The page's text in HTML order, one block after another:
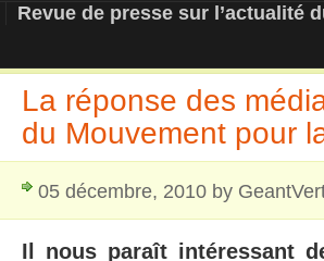
REOPEN911 –
Revue de presse sur l’actualité
La réponse des
du Mouvement pour
05 décembre, 2010 by
Il nous paraît intéressant